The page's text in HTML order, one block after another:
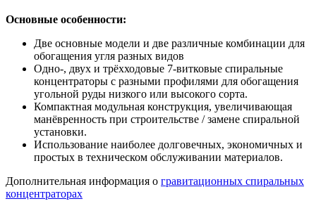
Основные особенности:
Две основные модели и две различные комбинации для
обогащения угля разных видов
Одно-, двух и трёхходовые 7-витковые спиральные
концентраторы с разными профилями для обогащения
угольной руды низкого или высокого сорта.
Компактная модульная конструкция, увеличивающая
манёвренность при строительстве / замене спиральной
установки.
Использование наиболее долговечных, экономичных и
простых в техническом обслуживании материалов.
Дополнительная информация о гравитационных спиральных
концентраторах